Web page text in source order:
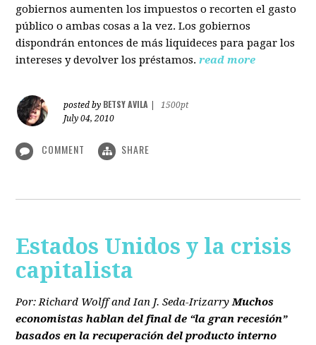
gobiernos aumenten los impuestos o recorten el gasto
público o ambas cosas a la vez. Los gobiernos
dispondrán entonces de más liquideces para pagar los
intereses y devolver los préstamos. read more
posted by BETSY AVILA
1500pt
July 04, 2010
COMMENT SHARE
Estados Unidos y la crisis
capitalista
Por: Richard Wolff and Ian J. Seda-Irizarry Muchos
economistas hablan del final de “la gran recesión”
basados en la recuperación del producto interno